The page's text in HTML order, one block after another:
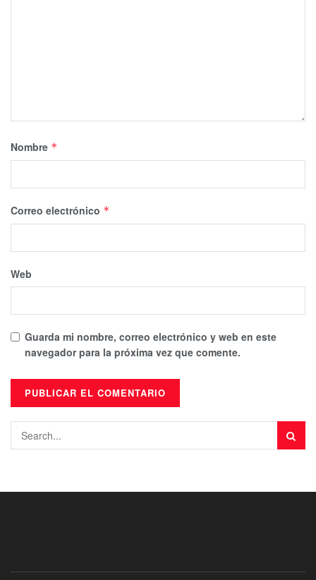
Nombre *
Correo electrónico *
Web
Guarda mi nombre, correo electrónico y web en este
navegador para la próxima vez que comente.